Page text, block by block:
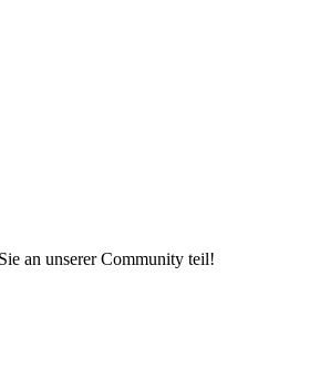
an unserer Community teil!